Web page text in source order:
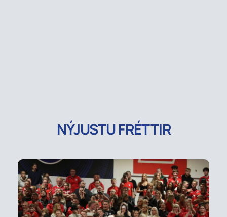
NÝJUSTU FRÉTTIR